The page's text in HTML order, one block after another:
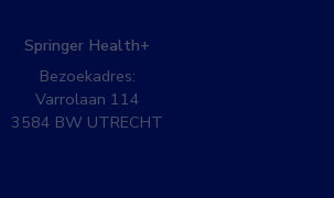
Springer Health+
Bezoekadres:
Varrolaan 114
3584 BW UTRECHT